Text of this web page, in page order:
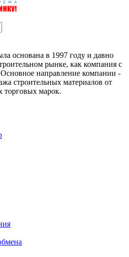
основана в 1997 году и давно
рынке, как компания с
направление компании -
строительных материалов от
торговых марок.